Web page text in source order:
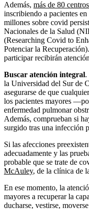
Además, más de 80
inscribiendo a pacientes
millones sobre covid
Nacionales de la Salud
(Researching Covid to
Potenciar la
participar recibirán
Buscar atención integral.
la Universidad del Sur de
asegurarse de que
los pacientes mayores
enfermedad pulmonar
Además, comprueban si
surgido tras una infección
Si las afecciones
adecuadamente y las
probable que se trate de
McAuley, de la clínica de
En ese momento, la
mayores a recuperar la
ducharse, vestirse,